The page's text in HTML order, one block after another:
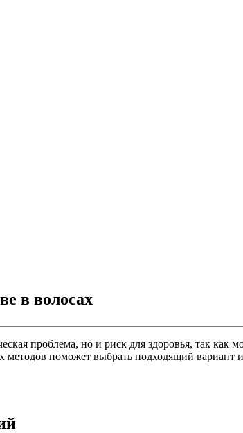
в волосах
проблема, но и риск для здоровья, так как
поможет выбрать подходящий вариант